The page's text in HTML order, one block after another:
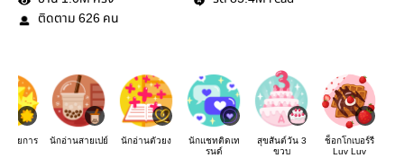
ติดตาม 626 คน
รายการ นักอ่านสายเปย์ นักอ่านตัวยง
นักแชทติดเท
รนด์
สุขสันต์วัน 3
ขวบ
ช็อกโกเบอร์รี
Luv Luv